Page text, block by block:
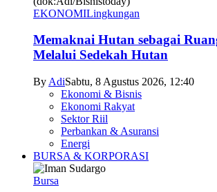
EKONOMILingkungan
Memaknai Hutan sebagai
Melalui Sedekah Hutan
By AdiSabtu, 8 Agustus 2026, 12:40
Ekonomi & Bisnis
Ekonomi Rakyat
Sektor Riil
Perbankan & Asuransi
Energi
BURSA & KORPORASI
Bursa